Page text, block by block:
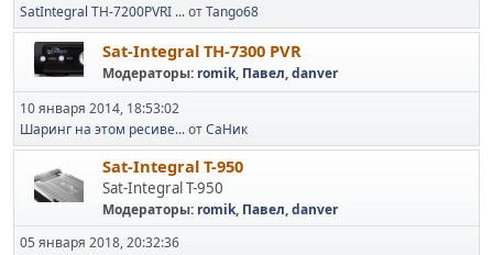
SatIntegral TH-7200PVRI ...отTango68
Sat-Integral TH-7300 PVR
Модераторы: romik, Павел,danver
10 января 2014, 18:53:02
Шаринг на этом ресиве...отСаНик
Sat-Integral T-950
Sat-Integral T-950
Модераторы: romik, Павел,danver
05 января 2018, 20:32:36